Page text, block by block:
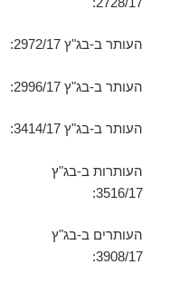
העותר ב-בג"ץ 2972/17:
העותר ב-בג"ץ 2996/17:
העותר ב-בג"ץ 3414/17:
העותרות ב-בג"ץ
3516/17:
העותרים ב-בג"ץ
3908/17: